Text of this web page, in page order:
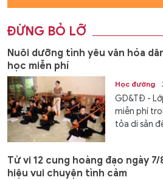
ĐỪNG BỎ LỠ
Nuôi dưỡng tình yêu văn hóa
học miễn phí
Học đường
GD&TĐ -
miễn phí
tỏa di sản
Tử vi 12 cung hoàng đạo ngày
hiệu vui chuyện tình cảm